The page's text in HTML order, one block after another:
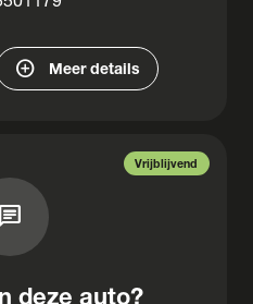
add_circle Meer details
Vrijblijvend
chat
deze auto?